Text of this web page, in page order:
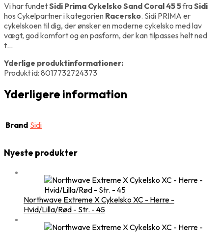
Vi har fundetSidi Prima Cykelsko Sand Coral 45 5fraSidi
hos Cykelpartner i kategorien Racersko. Sidi PRIMA er
cykelskoen til dig, der ønsker en moderne cykelsko med lav
vægt, god komfort og en pasform, der kan tilpasses helt ned
t…
Yderlige produktinformationer:
Produkt id: 8017732724373
Yderligere information
Brand Sidi
Nyeste produkter
Northwave Extreme X Cykelsko XC - Herre -
Hvid/Lilla/Rød - Str. - 45